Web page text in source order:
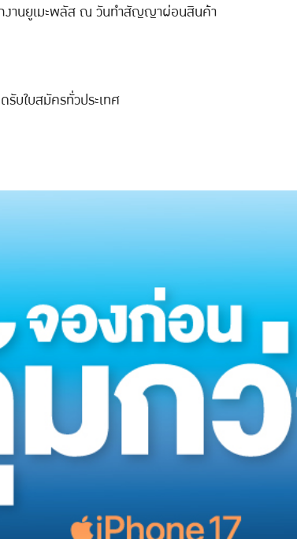
งานยูเมะพลัส ณ วันทำสัญญาผ่อนสินค้า
บใบสมัครทั่วประเทศ